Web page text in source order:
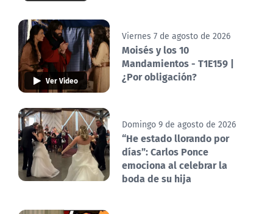
Ver Video
Viernes 7 de agosto de 2026
Moisés y los 10
Mandamientos - T1E159 |
¿Por obligación?
Domingo 9 de agosto de 2026
“He estado llorando por
días”: Carlos Ponce
emociona al celebrar la
boda de su hija